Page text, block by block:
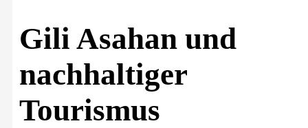
Gili Asahan und
nachhaltiger
Tourismus